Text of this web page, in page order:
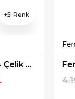
5
Ferrucci FER.03768M.04 Çelik Kordon Kadın Kol Saati